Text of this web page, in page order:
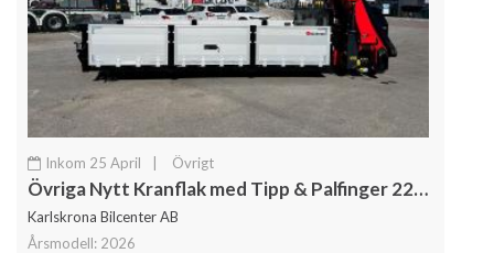
Inkom 25 April Övrigt
Övriga Nytt Kranflak med Tipp & Palfinger 22002 Kran
Karlskrona Bilcenter AB
Årsmodell: 2026